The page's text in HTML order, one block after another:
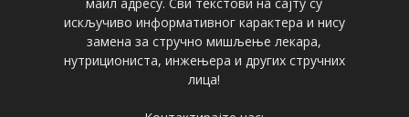
маил адресу. Сви текстови на сајту су
искључиво информативног карактера и нису
замена за стручно мишљење лекара,
нутрициониста, инжењера и других стручних
лица!